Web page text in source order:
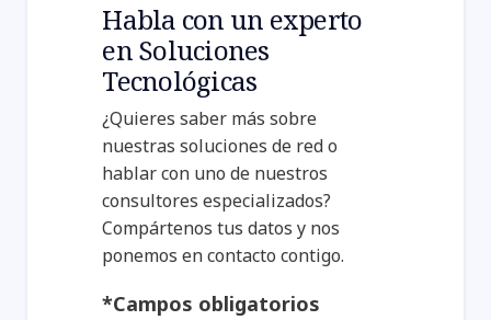
SCG Chemicals mantiene una
tecnología operativa (OT) segura
y ajustada a la normativa con
una solución de red y nube.
Habla con un experto
en Soluciones
Tecnológicas
¿Quieres saber más sobre
nuestras soluciones de red o
hablar con uno de nuestros
consultores especializados?
Compártenos tus datos y nos
ponemos en contacto contigo.
*Campos obligatorios